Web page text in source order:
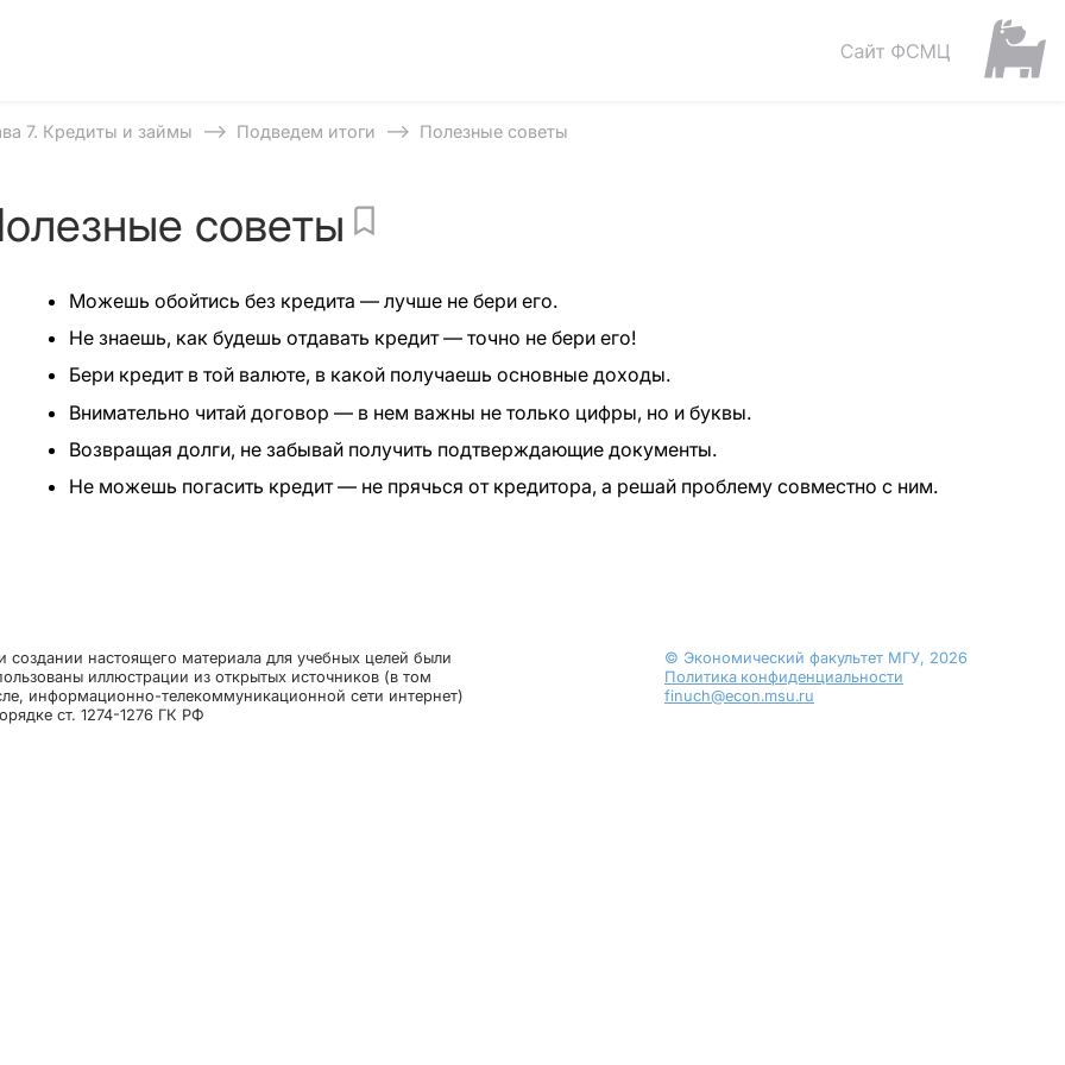
7. Кредиты и займы ⟶ Подведем итоги ⟶ Полезные советы
советы
Можешь обойтись без кредита — лучше не бери его.
Не знаешь, как будешь отдавать кредит — точно не бери его!
Бери кредит в той валюте, в какой получаешь основные доходы.
Внимательно читай договор — в нем важны не только цифры, но и буквы.
Возвращая долги, не забывай получить подтверждающие документы.
Не можешь погасить кредит — не прячься от кредитора, а решай проблему совместно с ним.
создании настоящего материала для учебных целей были
иллюстрации из открытых источников (в том
информационно-телекоммуникационной сети интернет)
ст. 1274-1276 ГК РФ
© Экономический факультет МГУ, 2026
Политика конфиденциальности
finuch@econ.msu.ru